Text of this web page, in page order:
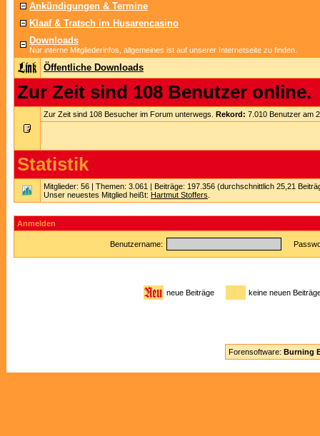
Ankündigungen & Termine
Klaaf & Tratsch im Husarencasino
Downloads
Nur interne Mitgliederinfos, allgemeines ist auf unserer Internetseite zu finden.
Öffentliche Downloads
Zur Zeit sind 108 Benutzer online.
Zur Zeit sind 108 Besucher im Forum unterwegs. Rekord: 7.010 Benutzer am
Statistik
Mitglieder: 56 | Themen: 3.061 | Beiträge: 197.356 (durchschnittlich 25,21
Unser neuestes Mitglied heißt: Hartmut Stoffers
Anmelden
Benutzername:
neue Beiträge keine neuen
Forensoftware: Burning